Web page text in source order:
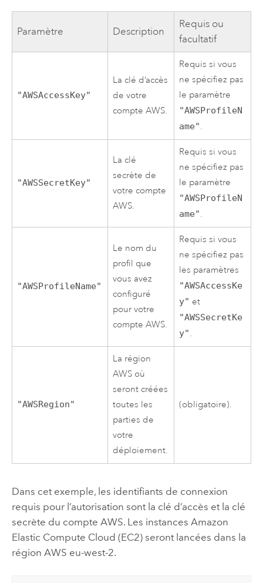
Paramètre Description
Requis ou
facultatif
"AWSAccessKey"
La clé d’accès
de votre
compteAWS.
Requis si vous
ne spécifiez pas
le paramètre
"AWSProfileN
ame".
"AWSSecretKey"
La clé
secrète de
votre compte
AWS.
Requis si vous
ne spécifiez pas
le paramètre
"AWSProfileN
ame".
"AWSProfileName"
Le nom du
profil que
vous avez
configuré
pour votre
compteAWS.
Requis si vous
ne spécifiez pas
les paramètres
"AWSAccessKe
y" et
"AWSSecretKe
y".
"AWSRegion"
La région
AWS où
seront créées
toutes les
parties de
votre
déploiement.
(obligatoire).
Dans cet exemple, les identifiants de connexion
requis pour l’autorisation sont la clé d’accès et la clé
secrète du compte AWS. Les instances Amazon
Elastic Compute Cloud (EC2)seront lancées dans la
région AWS eu-west-2.